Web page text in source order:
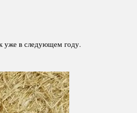
уже в следующем году.